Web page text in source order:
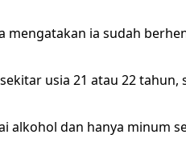
mengatakan ia sudah
usia 21 atau 22 tahun,
alkohol dan hanya minum